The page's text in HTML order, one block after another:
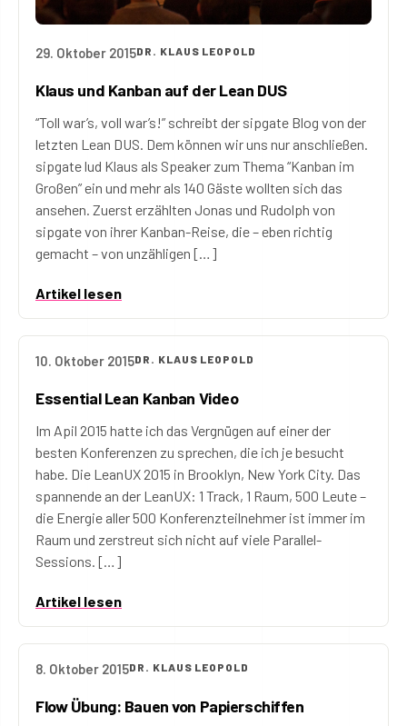
29. Oktober 2015DR. KLAUS LEOPOLD
Klaus und Kanban auf der Lean DUS
“Toll war’s, voll war’s!” schreibt der sipgate Blog von der
letzten Lean DUS. Dem können wir uns nur anschließen.
sipgate lud Klaus als Speaker zum Thema “Kanban im
Großen” ein und mehr als 140 Gäste wollten sich das
ansehen. Zuerst erzählten Jonas und Rudolph von
sipgate von ihrer Kanban-Reise, die – eben richtig
gemacht – von unzähligen […]
Artikel lesen
10. Oktober 2015DR. KLAUS LEOPOLD
Essential Lean Kanban Video
Im Apil 2015 hatte ich das Vergnügen auf einer der
besten Konferenzen zu sprechen, die ich je besucht
habe. Die LeanUX 2015 in Brooklyn, New York City. Das
spannende an der LeanUX: 1 Track, 1 Raum, 500 Leute –
die Energie aller 500 Konferenzteilnehmer ist immer im
Raum und zerstreut sich nicht auf viele Parallel-
Sessions. […]
Artikel lesen
8. Oktober 2015DR. KLAUS LEOPOLD
Flow Übung: Bauen von Papierschiffen